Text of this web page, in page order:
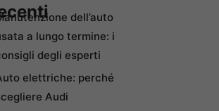
dell’auto
a lungo termine: i
degli esperti
elettriche: perché
Audi